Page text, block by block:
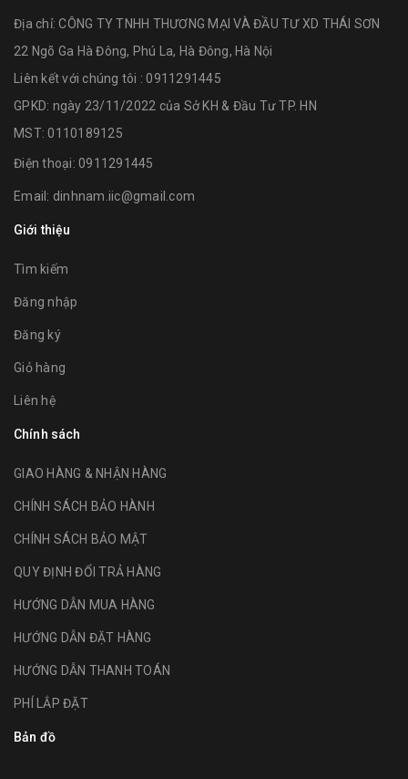
Địa chỉ:CÔNG TY TNHH THƯƠNG MẠI VÀ ĐẦU TƯ XD THÁI SƠN
22 Ngõ Ga Hà Đông, Phú La, Hà Đông, Hà Nội
Liên kết với chúng tôi : 0911291445
GPKD: ngày 23/11/2022 của Sở KH & Đầu Tư TP. HN
MST: 0110189125
Điện thoại: 0911291445
Email: dinhnam.iic@gmail.com
Giới thiệu
Tìm kiếm
Đăng nhập
Đăng ký
Giỏ hàng
Liên hệ
Chính sách
GIAO HÀNG & NHẬN HÀNG
CHÍNH SÁCH BẢO HÀNH
CHÍNH SÁCH BẢO MẬT
QUY ĐỊNH ĐỔI TRẢ HÀNG
HƯỚNG DẪN MUA HÀNG
HƯỚNG DẪN ĐẶT HÀNG
HƯỚNG DẪN THANH TOÁN
PHÍ LẮP ĐẶT
Bản đồ